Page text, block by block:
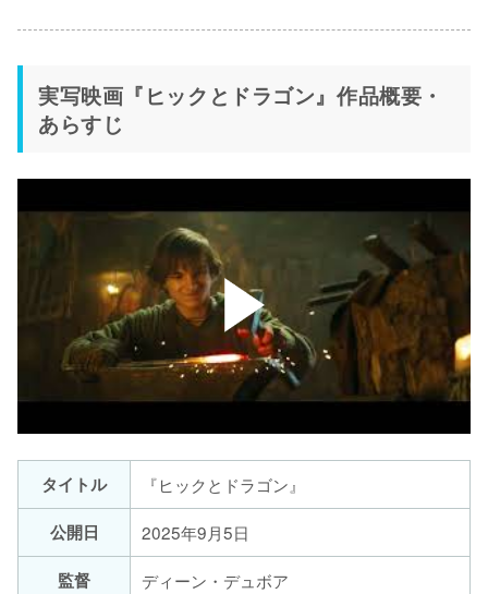
実写映画『ヒックとドラゴン』作品概要・
あらすじ
タイトル
『ヒックとドラゴン』
公開日
2025年9月5日
監督
ディーン・デュボア